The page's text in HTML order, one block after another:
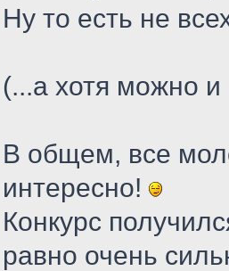
Ну то есть не
(...а хотя можно и
В общем, все
интересно!
Конкурс
равно очень